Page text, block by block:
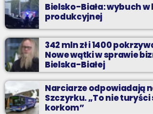
Bielsko-Biała: wybuch w
produkcyjnej
342 mln zł i 1400
Nowe wątki w sprawie
Bielska-Białej
Narciarze odpowiadają
Szczyrku. „To nie turyści
korkom”